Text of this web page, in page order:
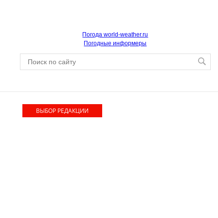
Погода world-weather.ru
Погодные информеры
ВЫБОР РЕДАКЦИИ